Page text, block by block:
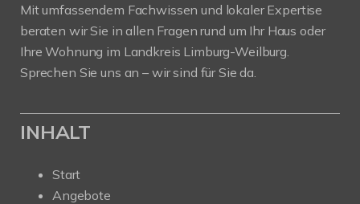
Mit umfassendem Fachwissen und lokaler Expertise
beraten wir Sie in allen Fragen rund um Ihr Haus oder
Ihre Wohnung im Landkreis Limburg-Weilburg.
Sprechen Sie uns an – wir sind für Sie da.
INHALT
Start
Angebote